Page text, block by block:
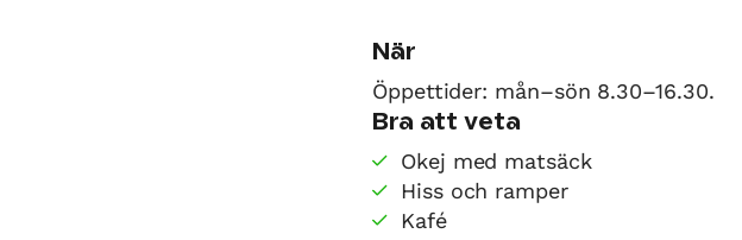
När
Öppettider: mån–sön 8.30–16.30.
Bra att veta
Okej med matsäck
Hiss och ramper
Kafé